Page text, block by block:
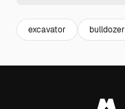
excavator bulldozer